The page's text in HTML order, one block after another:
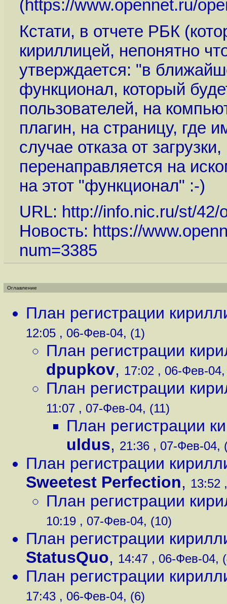
(https://www.opennet.ru/
Кстати, в отчете РБК
кириллицей, непонятно
утверждается: "в
функционал, который
пользователей, на
плагин, на страницу, где
случае отказа от
перенаправляется на
на этот "функционал" :-)
URL: http://info.nic.ru/st/42/
Новость: https://
num=3385
Оглавление
План регистрации
12:05 , 06-Фев-04, (1)
План регистрации
dpupkov, 17:02 , 06-Фев-
План регистрации
11:07 , 07-Фев-04, (11)
План регистрации
uldus, 21:36 , 07-Фев-04,
План регистрации
Sweetest Perfection, 13:52
План регистрации
10:19 , 07-Фев-04, (10)
План регистрации
StatusQuo, 14:47 , 06-Фев-04,
План регистрации
17:43 , 06-Фев-04, (6)